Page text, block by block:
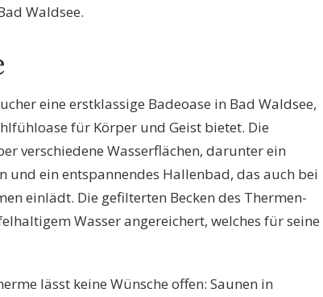
Waldsee.
eine erstklassige Badeoase in Bad Waldsee,
für Körper und Geist bietet. Die
verschiedene Wasserflächen, darunter ein
und ein entspannendes Hallenbad, das auch bei
einlädt. Die gefilterten Becken des Thermen-
Wasser angereichert, welches für seine
lässt keine Wünsche offen: Saunen in